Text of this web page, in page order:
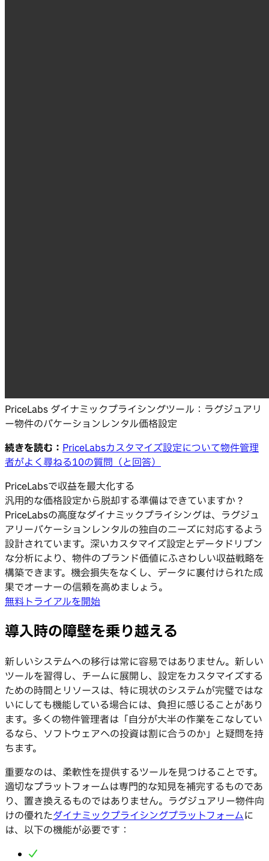
PriceLabs ダイナミックプライシングツール：ラグジュアリ
ー物件のバケーションレンタル価格設定
続きを読む： PriceLabsカスタマイズ設定について物件管理
者がよく尋ねる10の質問（と回答）
PriceLabsで収益を最大化する
汎用的な価格設定から脱却する準備はできていますか？
PriceLabsの高度なダイナミックプライシングは、ラグジュ
アリーバケーションレンタルの独自のニーズに対応するよう
設計されています。深いカスタマイズ設定とデータドリブン
な分析により、物件のブランド価値にふさわしい収益戦略を
構築できます。機会損失をなくし、データに裏付けられた成
果でオーナーの信頼を高めましょう。
無料トライアルを開始
導入時の障壁を乗り越える
新しいシステムへの移行は常に容易ではありません。新しい
ツールを習得し、チームに展開し、設定をカスタマイズする
ための時間とリソースは、特に現状のシステムが完璧ではな
いにしても機能している場合には、負担に感じることがあり
ます。多くの物件管理者は「自分が大半の作業をこなしてい
るなら、ソフトウェアへの投資は割に合うのか」と疑問を持
ちます。
重要なのは、柔軟性を提供するツールを見つけることです。
適切なプラットフォームは専門的な知見を補完するものであ
り、置き換えるものではありません。ラグジュアリー物件向
けの優れたダイナミックプライシングプラットフォームに
は、以下の機能が必要です：